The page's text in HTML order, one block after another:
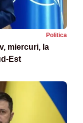
Politica
miercuri, la
Est